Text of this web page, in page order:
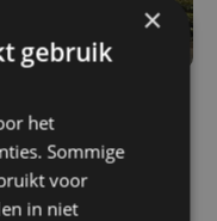
dienst in AZ
gynaecoloog
×
gebruik
het
Sommige
voor
in niet